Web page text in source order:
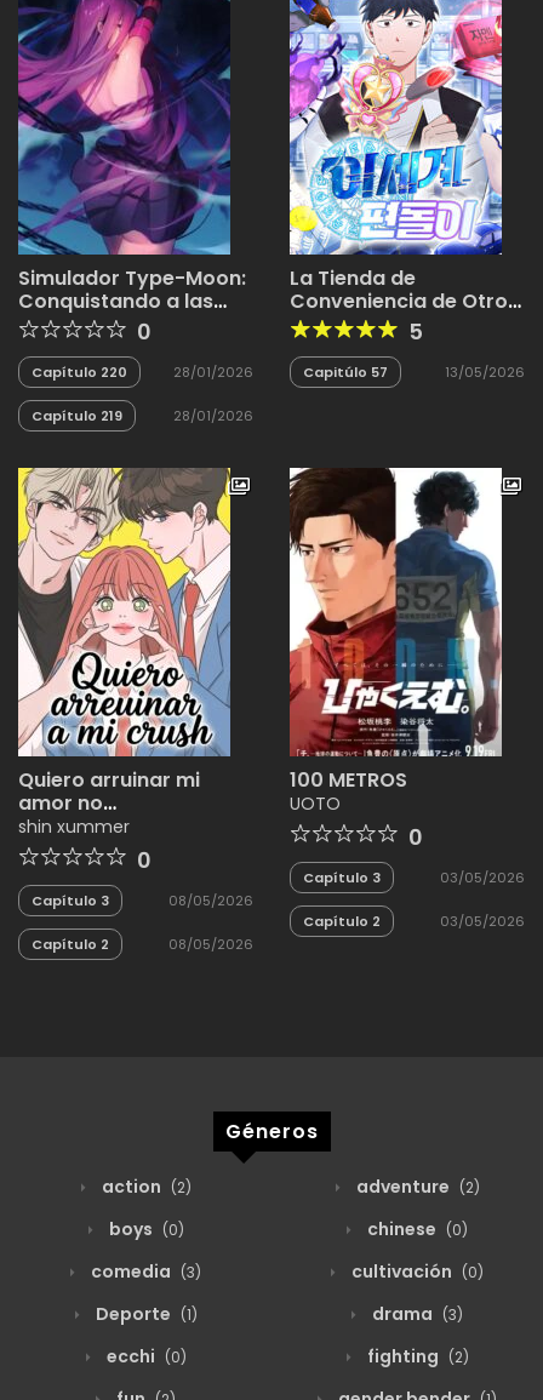
Simulador Type-Moon:
Conquistando a las
diosas griegas desde
el inicio
0
Capítulo 220 28/01/2026
Capítulo 219 28/01/2026
La Tienda de
Conveniencia de Otro
Mundo
5
Capitúlo 57 13/05/2026
Quiero arruinar mi
amor no
correspondido
shin xummer
0
Capítulo 3 08/05/2026
Capítulo 2 08/05/2026
100 METROS
UOTO
0
Capítulo 3 03/05/2026
Capítulo 2 03/05/2026
Géneros
action (2) adventure (2)
boys (0) chinese (0)
comedia (3) cultivación (0)
Deporte (1) drama (3)
ecchi (0) fighting (2)